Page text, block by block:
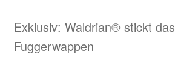
Exklusiv: Waldrian® stickt das
Fuggerwappen